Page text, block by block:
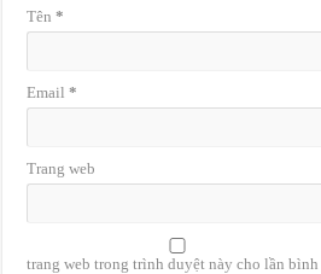
Tên*
Email*
Trang web
trang web trong trình duyệt này cho lần bình